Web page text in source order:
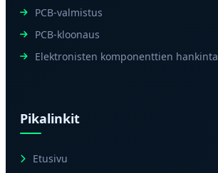
PCB-valmistus
PCB-kloonaus
Elektronisten komponenttien hankinta
Pikalinkit
Etusivu